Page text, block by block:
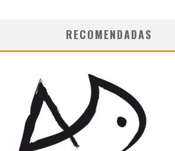
RECOMENDADAS